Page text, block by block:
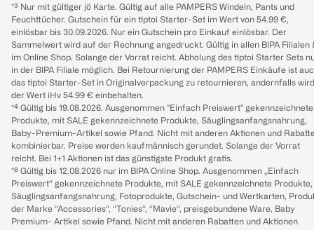
*³ Nur mit gültiger jö Karte. Gültig auf alle PAMPERS Windeln, Pants und
Feuchttücher. Gutschein für ein tiptoi Starter-Set im Wert von 54.99 €,
einlösbar bis 30.09.2026. Nur ein Gutschein pro Einkauf einlösbar. Der
Sammelwert wird auf der Rechnung angedruckt. Gültig in allen BIPA Filialen
im Online Shop. Solange der Vorrat reicht. Abholung des tiptoi Starter Sets
in der BIPA Filiale möglich. Bei Retournierung der PAMPERS Einkäufe ist
das tiptoi Starter-Set in Originalverpackung zu retournieren, andernfalls wird
der Wert iHv 54.99 € einbehalten.
*⁴ Gültig bis 19.08.2026. Ausgenommen "Einfach Preiswert" gekennzeichnete
Produkte, mit SALE gekennzeichnete Produkte, Säuglingsanfangsnahrung,
Baby-Premium-Artikel sowie Pfand. Nicht mit anderen Aktionen und
kombinierbar. Preise werden kaufmännisch gerundet. Solange der Vorrat
reicht. Bei 1+1 Aktionen ist das günstigste Produkt gratis.
*⁸ Gültig bis 12.08.2026 nur im BIPA Online Shop. Ausgenommen „Einfach
Preiswert“ gekennzeichnete Produkte, mit SALE gekennzeichnete Produkte,
Säuglingsanfangsnahrung, Fotoprodukte, Gutschein- und Wertkarten,
der Marke “Accessories“, “Tonies“, “Mavie“, preisgebundene Ware, Baby
Premium- Artikel sowie Pfand. Nicht mit anderen Rabatten und Aktionen